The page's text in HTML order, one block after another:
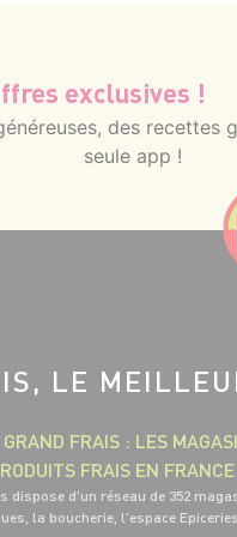
exclusives !
des recettes
seule app !
LE
GRAND FRAIS : LES
FRAIS EN
dispose d'un réseau de 352
la boucherie, l'espace